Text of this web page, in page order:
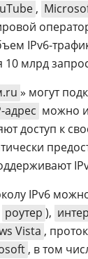
,
IPv6-
млрд
» могут
адрес можно
доступ к
IPv6
роутер ),
Vista ,
, в том